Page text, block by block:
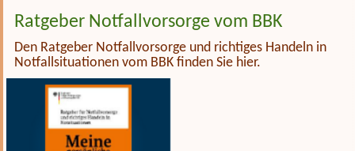
Ratgeber Notfallvorsorge vom BBK
Den Ratgeber Notfallvorsorge und richtiges Handeln in
Notfallsituationen vom BBK finden Sie hier.